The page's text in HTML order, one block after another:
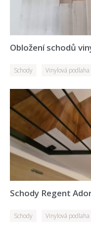
Obložení schodů
Schody Vinylová podlaha
Schody Regent
Schody Vinylová podlaha